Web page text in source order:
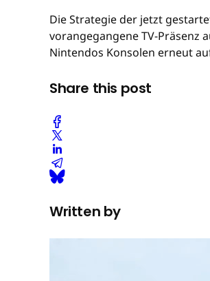
Die Strategie der jetzt
vorangegangene TV-Präsenz
Nintendos Konsolen erneut
Share this post
Written by